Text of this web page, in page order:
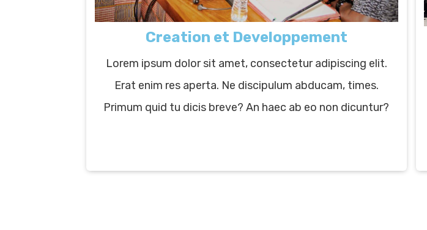
Creation et Developpement
Lorem ipsum dolor sit amet, consectetur adipiscing elit.
Erat enim res aperta. Ne discipulum abducam, times.
Primum quid tu dicis breve? An haec ab eo non dicuntur?